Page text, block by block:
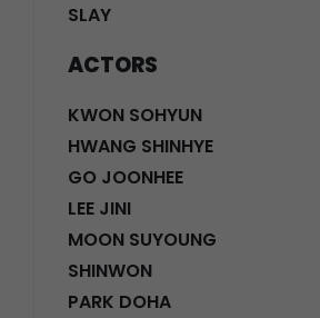
SLAY
ACTORS
KWON SOHYUN
HWANG SHINHYE
GO JOONHEE
LEE JINI
MOON SUYOUNG
SHINWON
PARK DOHA